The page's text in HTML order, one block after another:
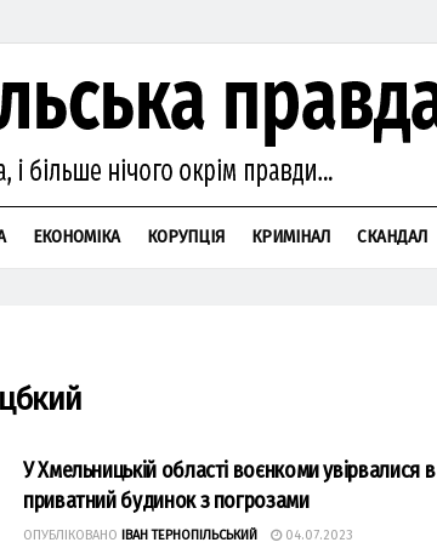
ЕКОНОМІКА КОРУПЦІЯ КРИМІНАЛ СКАНДАЛ
У Хмельницькій області воєнкоми увірвалися в
приватний будинок з погрозами
ОПУБЛІКОВАНО ІВАН ТЕРНОПІЛЬСЬКИЙ 04.07.2023